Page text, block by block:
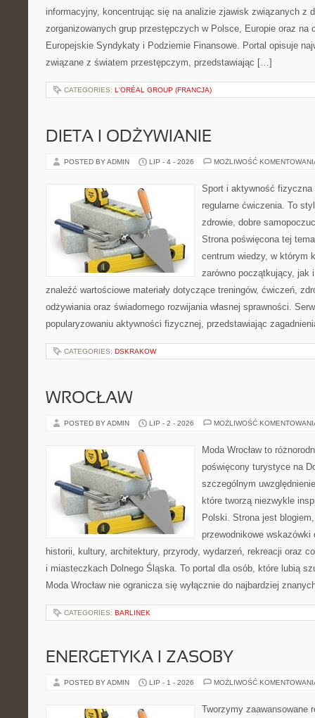
informacyjny, koncentrując się na analizie zjawisk związanych z
zorganizowanych grup przestępczych w Polsce, Europie oraz na
Europejskie Syndykaty i Podziemie Finansowe. Portal opisuje
związane z światem przestępczym, przedstawiając […]
CATEGORIES: L'ORÉAL GROUP (FRANCJA)
DIETA I ODŻYWIANIE
POSTED BY ADMIN LIP - 4 - 2026 MOŻLIWOŚĆ
Sport i aktywność
regularne ćwiczenia. To
zdrowie, dobre
Strona poświęcona tej
centrum wiedzy, w którym
zarówno początkujący, jak
znaleźć wartościowe materiały dotyczące treningów, ćwiczeń,
odżywiania oraz świadomego rozwijania własnej sprawności.
popularyzowaniu aktywności fizycznej, przedstawiając
CATEGORIES: DSKRAKOW
WROCŁAW
POSTED BY ADMIN LIP - 2 - 2026 MOŻLIWOŚĆ
Moda Wrocław to
poświęcony turystyce na
szczególnym
które tworzą niezwykle
Polski. Strona jest
przewodnikowe
historii, kultury, architektury, przyrody, wydarzeń, rekreacji oraz
i miasteczkach Dolnego Śląska. To portal dla osób, które lubią
Moda Wrocław nie ogranicza się wyłącznie do najbardziej
CATEGORIES: BARLINEK
ENERGETYKA I ZASOBY
POSTED BY ADMIN LIP - 1 - 2026 MOŻLIWOŚĆ
Tworzymy zaawansowane